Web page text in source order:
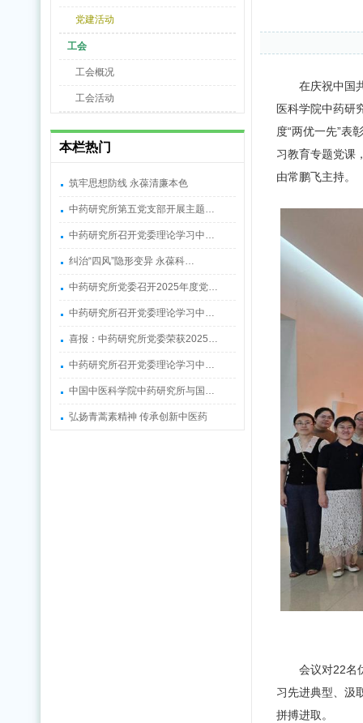
党建活动
工会
工会概况
工会活动
本栏热门
筑牢思想防线 永葆清廉本色
中药研究所第五党支部开展主题…
中药研究所召开党委理论学习中…
纠治“四风”隐形变异 永葆科…
中药研究所党委召开2025年度党…
中药研究所召开党委理论学习中…
喜报：中药研究所党委荣获2025…
中药研究所召开党委理论学习中…
中国中医科学院中药研究所与国…
弘扬青蒿素精神 传承创新中医药
在庆祝中国
医科学院中药研
度“两优一先”表
习教育专题党课
由常鹏飞主持。
会议对22名
习先进典型、汲
拼搏进取。